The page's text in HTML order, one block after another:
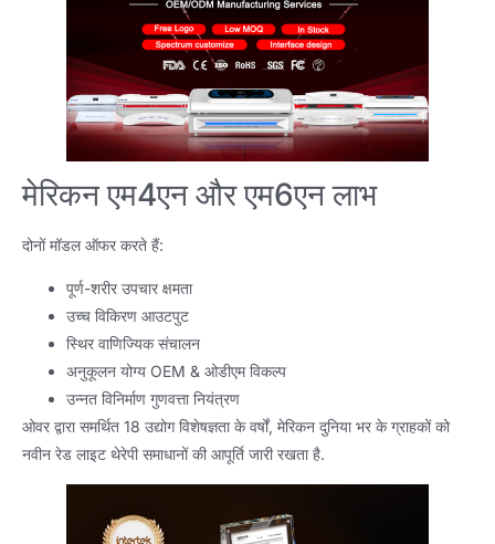
मेरिकन एम4एन और एम6एन लाभ
दोनों मॉडल ऑफर करते हैं:
पूर्ण-शरीर उपचार क्षमता
उच्च विकिरण आउटपुट
स्थिर वाणिज्यिक संचालन
अनुकूलन योग्य OEM & ओडीएम विकल्प
उन्नत विनिर्माण गुणवत्ता नियंत्रण
ओवर द्वारा समर्थित 18 उद्योग विशेषज्ञता के वर्षों, मेरिकन दुनिया भर के ग्राहकों को
नवीन रेड लाइट थेरेपी समाधानों की आपूर्ति जारी रखता है.